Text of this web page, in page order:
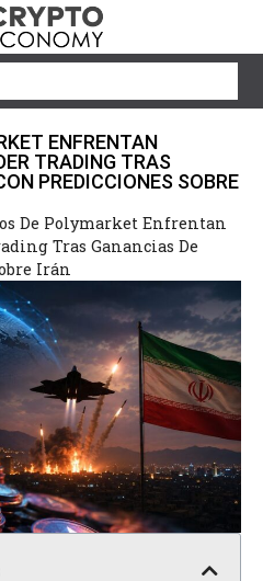
ENFRENTAN
TRADING TRAS
PREDICCIONES SOBRE
De Polymarket Enfrentan
Tras Ganancias De
Irán